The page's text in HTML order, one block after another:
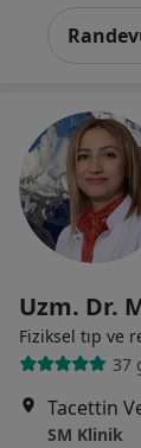
Uzm. Dr.
Fiziksel tıp ve
37
SM Klinik